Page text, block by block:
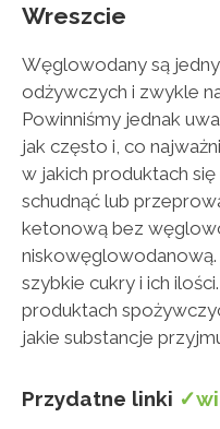
Wreszcie
Węglowodany są
odżywczych i zwykle
Powinniśmy jednak
jak często i, co
w jakich produktach
schudnąć lub
ketonową bez
niskowęglowodanową.
szybkie cukry i ich
produktach
jakie substancje
Przydatne linki